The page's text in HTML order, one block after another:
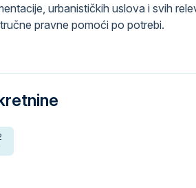
urbanističkih uslova i svih
pravne pomoći po potrebi.